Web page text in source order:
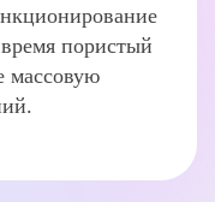
пористый
массовую